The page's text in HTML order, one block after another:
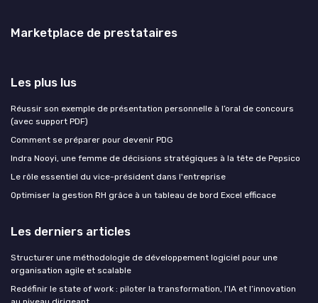
Marketplace de prestataires
Les plus lus
Réussir son exemple de présentation personnelle à l’oral de concours
(avec support PDF)
Comment se préparer pour devenir PDG
Indra Nooyi, une femme de décisions stratégiques à la tête de Pepsico
Le rôle essentiel du vice-président dans l'entreprise
Optimiser la gestion RH grâce à un tableau de bord Excel efficace
Les derniers articles
Structurer une méthodologie de développement logiciel pour une
organisation agile et scalable
Redéfinir le state of work : piloter la transformation, l’IA et l’innovation